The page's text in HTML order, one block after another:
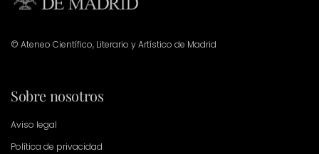
© Ateneo Científico, Literario y Artístico de Madrid
Sobre nosotros
Aviso legal
Política de privacidad